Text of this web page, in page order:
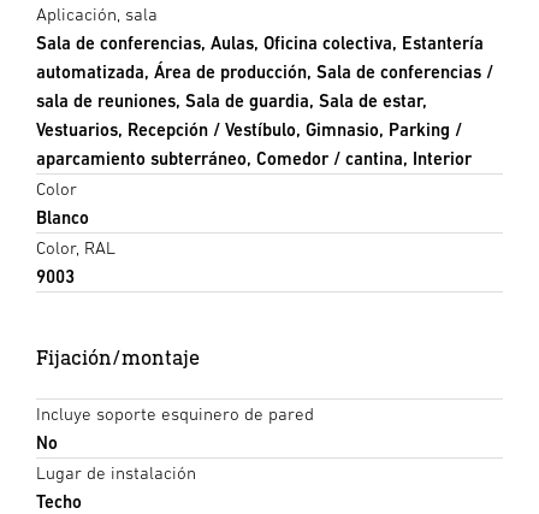
Aplicación, sala
Sala de conferencias, Aulas, Oficina colectiva, Estantería
automatizada, Área de producción, Sala de conferencias /
sala de reuniones, Sala de guardia, Sala de estar,
Vestuarios, Recepción / Vestíbulo, Gimnasio, Parking /
aparcamiento subterráneo, Comedor / cantina, Interior
Color
Blanco
Color, RAL
9003
Fijación/montaje
Incluye soporte esquinero de pared
No
Lugar de instalación
Techo